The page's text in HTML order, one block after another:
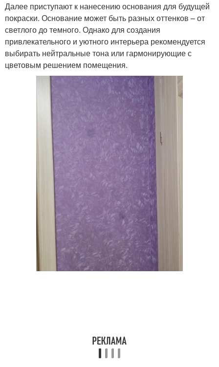
Далее приступают к нанесению основания для будущей
покраски. Основание может быть разных оттенков – от
светлого до темного. Однако для создания
привлекательного и уютного интерьера рекомендуется
выбирать нейтральные тона или гармонирующие с
цветовым решением помещения.